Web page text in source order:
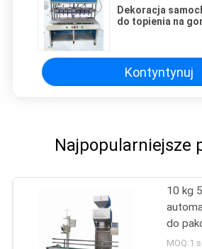
Dekoracja
do topienia na
Kontyntynuj
Najpopularniejsze
10 kg
do
MOQ:1